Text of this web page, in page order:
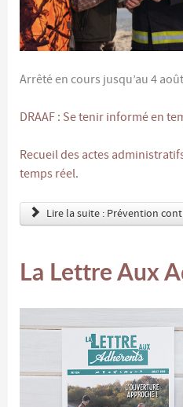
Arrêté en cours jusqu’au 4
DRAAF : Se tenir informé en
Recueil des actes
temps réel.
Lire la suite : Prévention
La Lettre Aux